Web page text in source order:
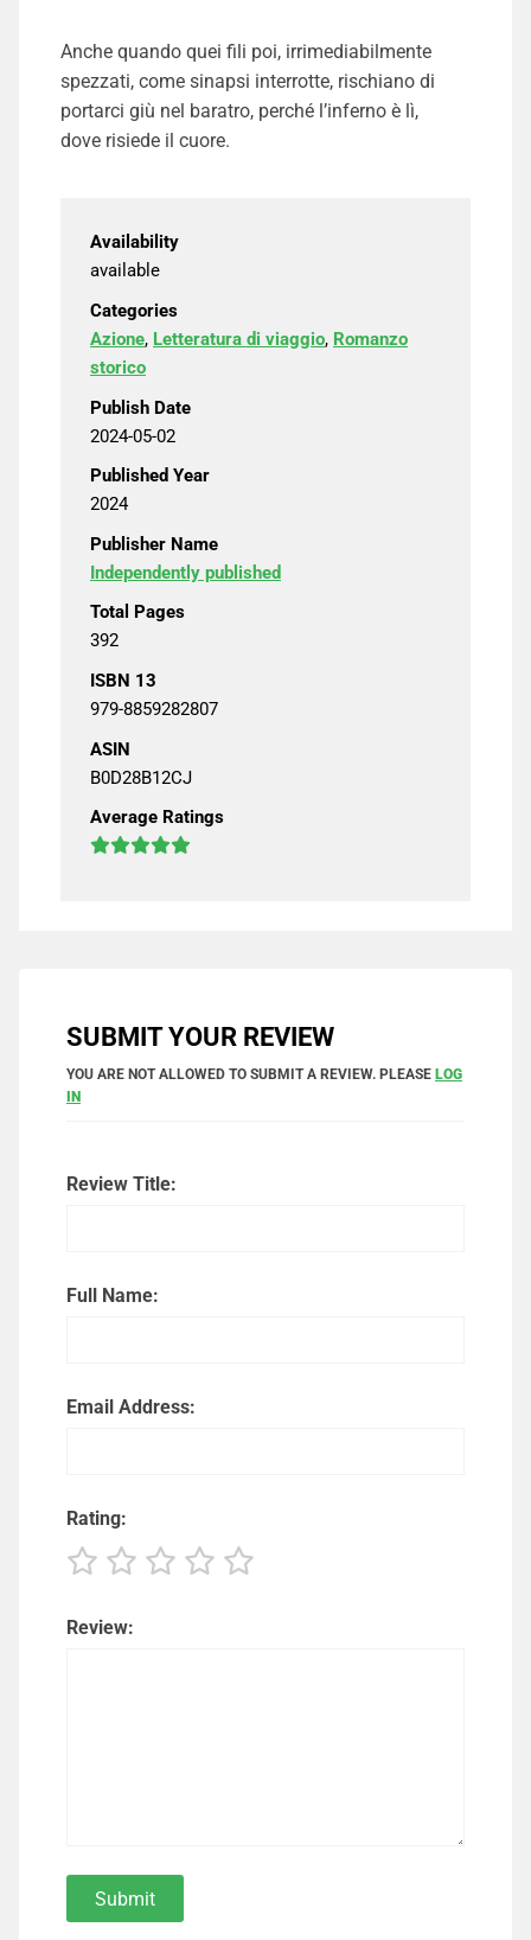
Anche quando quei fili poi, irrimediabilmente
spezzati, come sinapsi interrotte, rischiano di
portarci giù nel baratro, perché l’inferno è lì,
dove risiede il cuore.
Availability
available
Categories
Azione, Letteratura di viaggio, Romanzo
storico
Publish Date
2024-05-02
Published Year
2024
Publisher Name
Independently published
Total Pages
392
ISBN 13
979-8859282807
ASIN
B0D28B12CJ
Average Ratings
SUBMIT YOUR REVIEW
YOU ARE NOT ALLOWED TO SUBMIT A REVIEW. PLEASE LOG
IN
Review Title:
Full Name:
Email Address:
Rating:
Review: